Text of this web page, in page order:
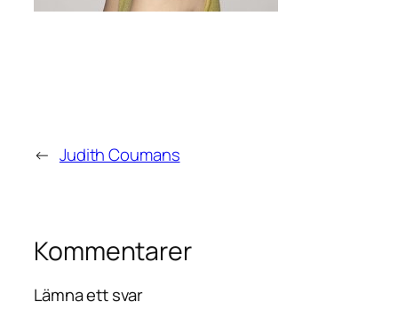
← Judith Coumans
Kommentarer
Lämna ett svar